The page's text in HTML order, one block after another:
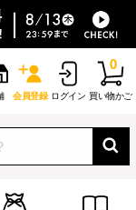
会員登録 ログイン 買い物かご
0